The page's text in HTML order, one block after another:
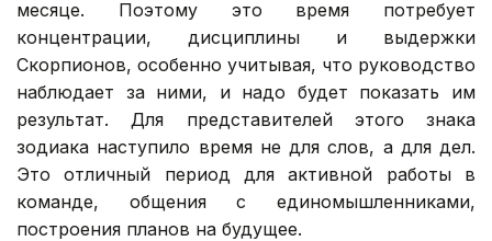
месяце. Поэтому это время потребует
концентрации, дисциплины и выдержки
Скорпионов, особенно учитывая, что руководство
наблюдает за ними, и надо будет показать им
результат. Для представителей этого знака
зодиака наступило время не для слов, а для дел.
Это отличный период для активной работы в
команде, общения с единомышленниками,
построения планов на будущее.